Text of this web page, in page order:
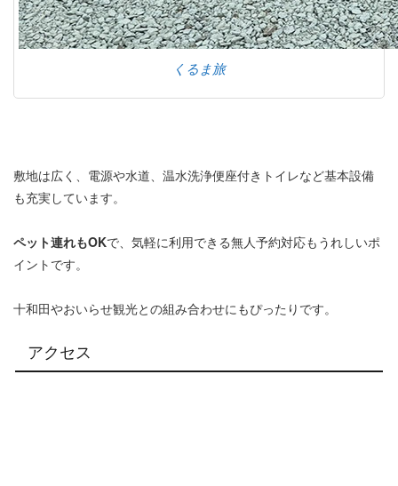
くるま旅
敷地は広く、電源や水道、温水洗浄便座付きトイレなど基本設備
も充実しています。
ペット連れもOKで、気軽に利用できる無人予約対応もうれしいポ
イントです。
十和田やおいらせ観光との組み合わせにもぴったりです。
アクセス